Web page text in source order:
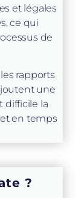
et légales
ce qui
de
rapports
une
difficile la
en temps
?